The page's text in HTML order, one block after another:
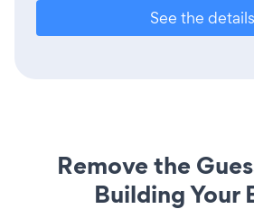
See the details
Remove the
Building Your